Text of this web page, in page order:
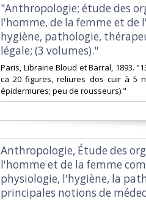
‎"Anthropologie; étude des
l'homme, de la femme et de
hygiène, pathologie,
légale; (3 volumes)."‎
‎Paris, Librairie Bloud et Barral, 1893.
ca 20 figures, reliures dos cuir à 5
épidermures; peu de rousseurs)."‎
‎Anthropologie, Étude des
l'homme et de la femme
physiologie, l'hygiène, la
principales notions de